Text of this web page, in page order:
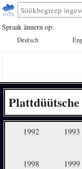
Spraak ännern op:
Deutsch
1992 1993
1998 1999